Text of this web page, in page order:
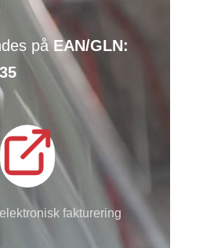
påEAN/GLN:
fakturering